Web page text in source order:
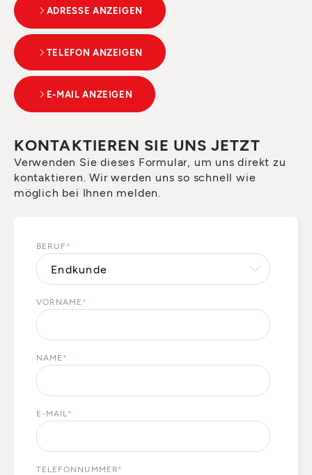
ADRESSE ANZEIGEN
TELEFON ANZEIGEN
E-MAIL ANZEIGEN
KONTAKTIEREN SIE UNS JETZT
Verwenden Sie dieses Formular, um uns direkt zu
kontaktieren. Wir werden uns so schnell wie
möglich bei Ihnen melden.
BERUF *
VORNAME *
NAME *
E-MAIL *
TELEFONNUMMER*